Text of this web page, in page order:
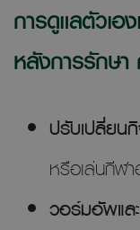
การดูแลตัวเอ
หลังการรักษา
ปรับเปลี่ยน
หรือเล่นกีฬา
วอร์มอัพแล